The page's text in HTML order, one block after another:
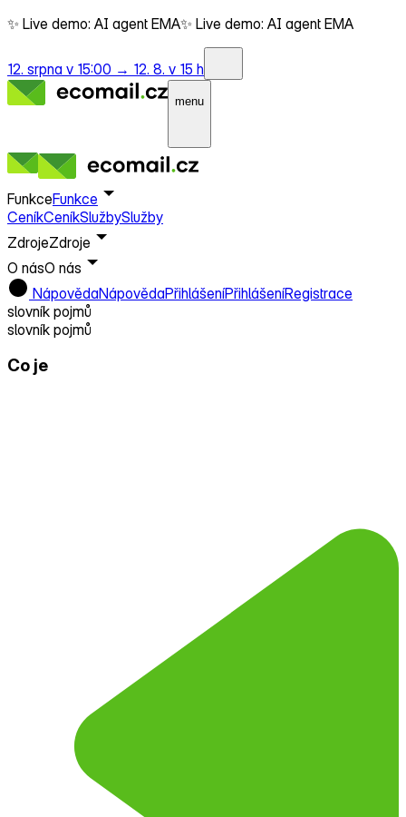
✨ Live demo: AI agent EMA✨ Live demo: AI agent EMA
12. srpna v 15:00 → 12. 8. v 15 h
menu
FunkceFunkce
CeníkCeníkSlužbySlužby
ZdrojeZdroje
O násO nás
NápovědaNápovědaPřihlášeníPřihlášeníRegistrace
slovník pojmů
slovník pojmů
Co je